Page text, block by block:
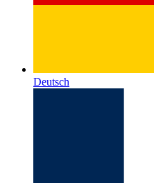
Deutsch